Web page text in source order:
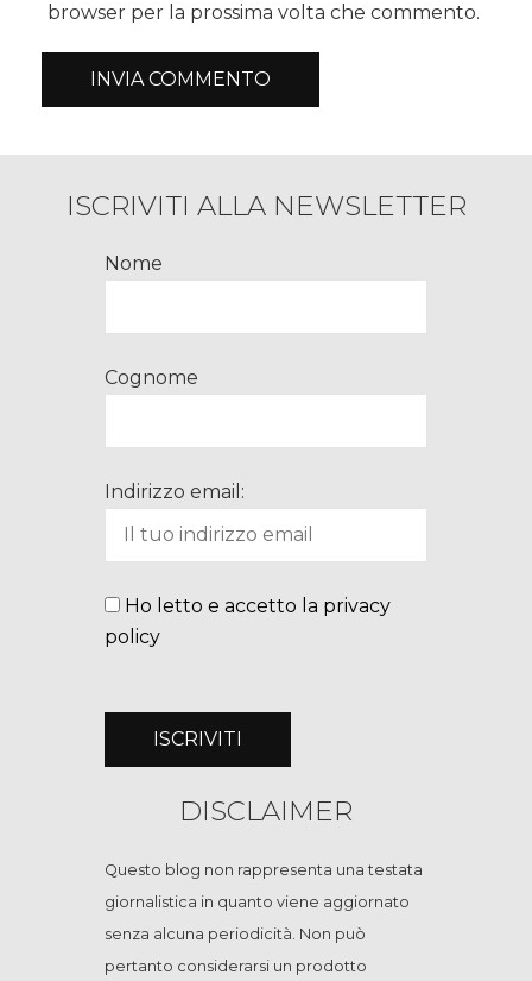
browser per la prossima volta che commento.
ISCRIVITI ALLA NEWSLETTER
Nome
Cognome
Indirizzo email:
Ho letto e accetto la privacy
policy
DISCLAIMER
Questo blog non rappresenta una testata
giornalistica in quanto viene aggiornato
senza alcuna periodicità. Non può
pertanto considerarsi un prodotto